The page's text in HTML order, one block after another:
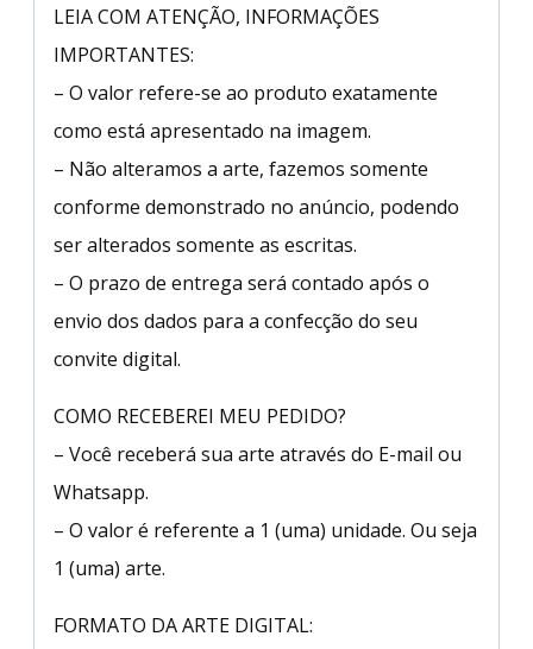
LEIA COM ATENÇÃO, INFORMAÇÕES
IMPORTANTES:
– O valor refere-se ao produto exatamente
como está apresentado na imagem.
– Não alteramos a arte, fazemos somente
conforme demonstrado no anúncio, podendo
ser alterados somente as escritas.
– O prazo de entrega será contado após o
envio dos dados para a confecção do seu
convite digital.
COMO RECEBEREI MEU PEDIDO?
– Você receberá sua arte através do E-mail ou
Whatsapp.
– O valor é referente a 1 (uma) unidade. Ou seja
1 (uma) arte.
FORMATO DA ARTE DIGITAL: